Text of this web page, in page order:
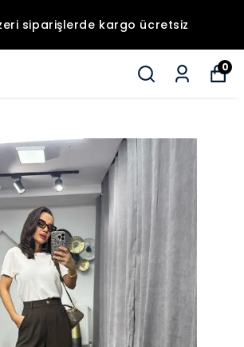
siparişlerde kargo ücretsiz
0